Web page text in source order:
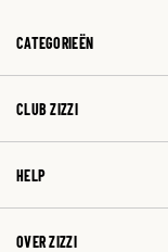
CATEGORIEËN
CLUB ZIZZI
HELP
OVER ZIZZI